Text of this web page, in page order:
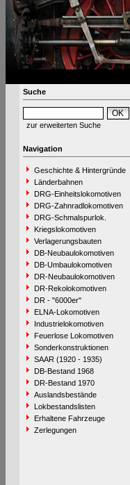
Suche
zur erweiterten Suche
Navigation
Geschichte & Hintergründe
Länderbahnen
DRG-Einheitslokomotiven
DRG-Zahnradlokomotiven
DRG-Schmalspurlok.
Kriegslokomotiven
Verlagerungsbauten
DB-Neubaulokomotiven
DB-Umbaulokomotiven
DR-Neubaulokomotiven
DR-Rekolokomotiven
DR - "6000er"
ELNA-Lokomotiven
Industrielokomotiven
Feuerlose Lokomotiven
Sonderkonstruktionen
SAAR (1920 - 1935)
DB-Bestand 1968
DR-Bestand 1970
Auslandsbestände
Lokbestandslisten
Erhaltene Fahrzeuge
Zerlegungen